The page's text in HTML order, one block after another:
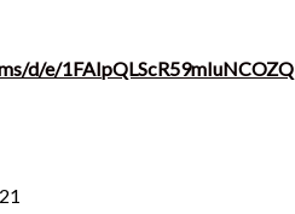
d/e/